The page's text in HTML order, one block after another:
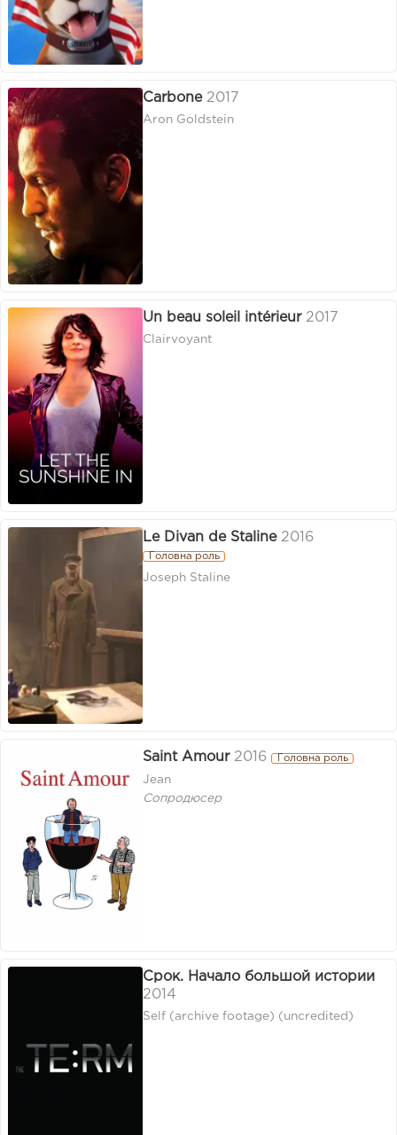
Carbone 2017
Aron Goldstein
Un beau soleil intérieur 2017
Clairvoyant
Le Divan de Staline 2016
Головна роль
Joseph Staline
Saint Amour 2016 Головна роль
Jean
Сопродюсер
Срок. Начало большой истории
2014
Self (archive footage) (uncredited)